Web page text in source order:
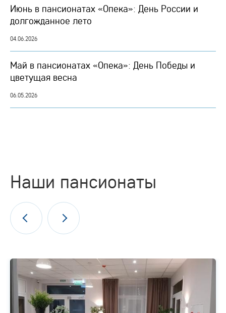
Июнь в пансионатах «Опека»: День России и
долгожданное лето
04.06.2026
Май в пансионатах «Опека»: День Победы и
цветущая весна
06.05.2026
Наши пансионаты